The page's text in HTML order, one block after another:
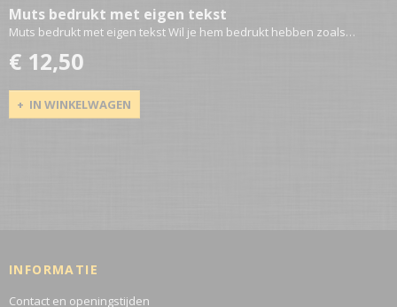
Muts bedrukt met eigen tekst
Muts bedrukt met eigen tekst Wil je hem bedrukt hebben zoals…
€ 12,50
IN WINKELWAGEN
INFORMATIE
Contact en openingstijden